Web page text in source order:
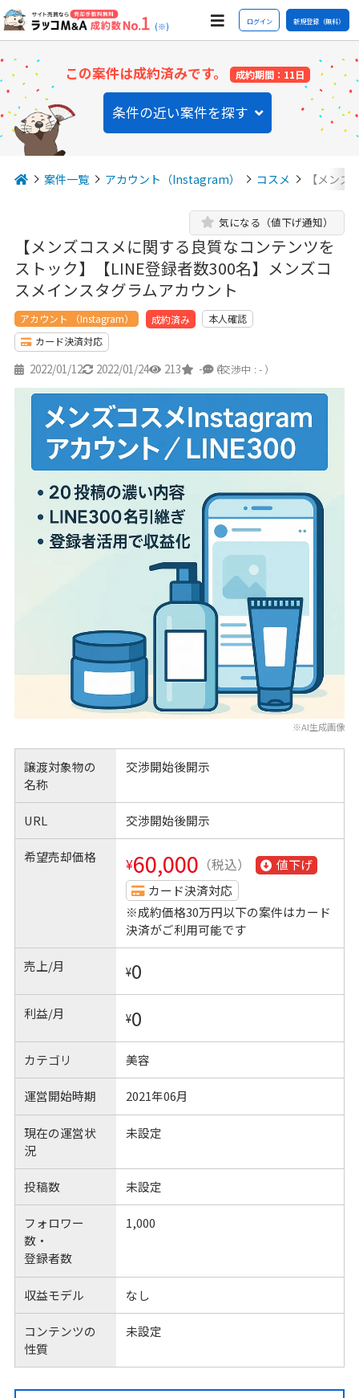
(※) ログイン 新規登録（無料）
この案件は成約済みです。 成約期間：11日
条件の近い案件を探す
案件一覧 アカウント（Instagram） コスメ 【メン
【メンズコスメに関する良質なコンテンツを
ストック】【LINE登録者数300名】メンズコ
スメインスタグラムアカウント
気になる（値下げ通知）
アカウント （Instagram） 成約済み
本人確認
カード決済対応
2022/01/12 2022/01/24 213 - 4
（交渉中 : - ）
※AI生成画像
譲渡対象物の
名称
交渉開始後開示
URL 交渉開始後開示
希望売却価格 ¥60,000 （税込）
値下げ
カード決済対応
※成約価格30万円以下の案件はカード
決済がご利用可能です
売上/月 ¥0
利益/月 ¥0
カテゴリ 美容
運営開始時期 2021年06月
現在の運営状
況
未設定
投稿数 未設定
フォロワー
数・
登録者数
1,000
収益モデル なし
コンテンツの
性質
未設定